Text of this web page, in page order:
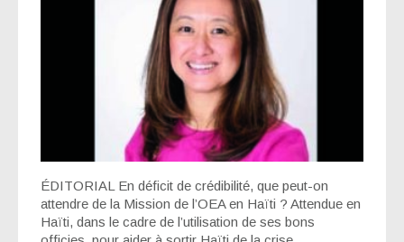
ÉDITORIAL En déficit de crédibilité, que peut-on
attendre de la Mission de l’OEA en Haïti ? Attendue en
Haïti, dans le cadre de l’utilisation de ses bons